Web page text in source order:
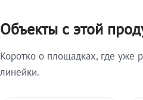
Объекты с этой
Коротко о площадках, где уже
линейки.